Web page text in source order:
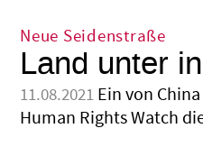
Neue Seidenstraße
Land unter
11.08.2021 Ein von
Human Rights Watch